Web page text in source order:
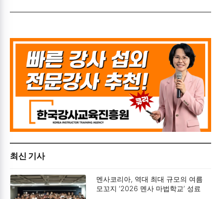
최신 기사
멘사코리아, 역대 최대 규모의 여름
모꼬지 ‘2026 멘사 마법학교’ 성료